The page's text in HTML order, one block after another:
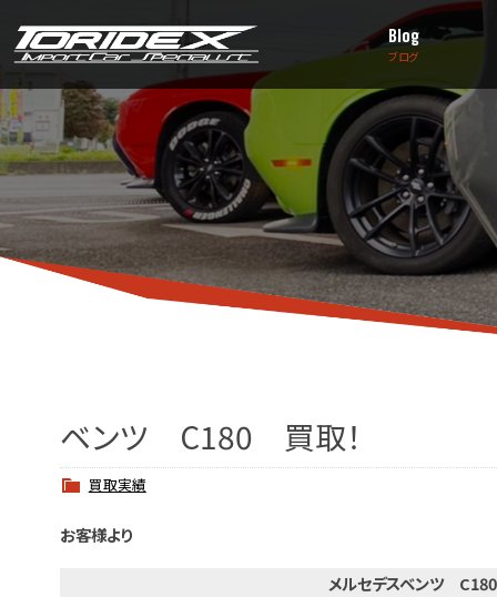
Blog
ブログ
ベンツ C180 買取！
買取実績
お客様より
メルセデスベンツ